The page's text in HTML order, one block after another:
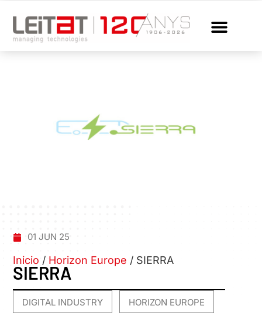
01 JUN 25
Inicio / Horizon Europe / SIERRA
SIERRA
DIGITAL INDUSTRY HORIZON EUROPE